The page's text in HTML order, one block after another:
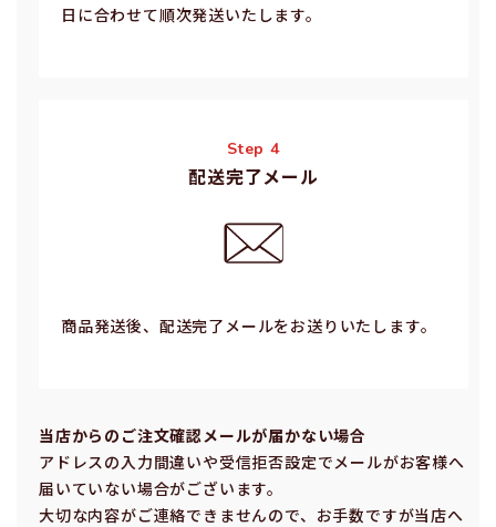
⽇に合わせて順次発送いたします。
Step 4
配送完了メール
商品発送後、配送完了メールをお送りいたします。
当店からのご注⽂確認メールが届かない場合
アドレスの⼊⼒間違いや受信拒否設定でメールがお客様へ
届いていない場合がございます。
⼤切な内容がご連絡できませんので、お⼿数ですが当店へ